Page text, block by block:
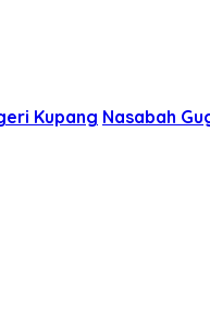
Kupang Nasabah